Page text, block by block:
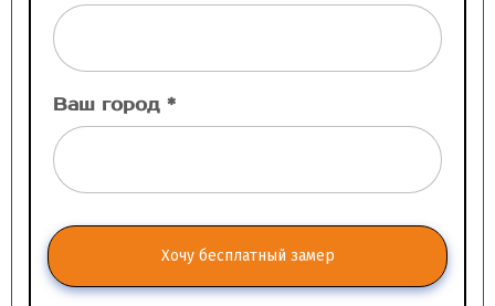
Ваш город *
Хочу бесплатный замер